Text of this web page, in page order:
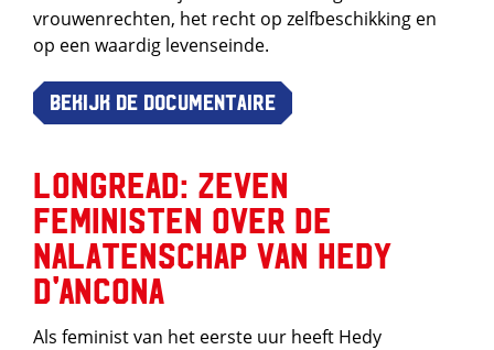
vrouwenrechten, het recht op zelfbeschikking en
op een waardig levenseinde.
Bekijk de documentaire
Longread: Zeven
feministen over de
nalatenschap van Hedy
d'Ancona
Als feminist van het eerste uur heeft Hedy